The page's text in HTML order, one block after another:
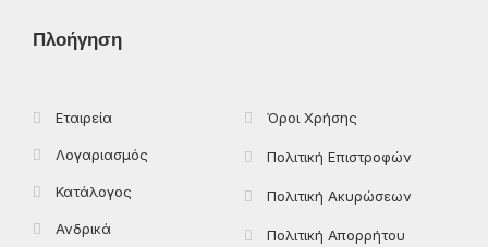
o t
Πλοήγηση
Εταιρεία
Λογαριασμός
Κατάλογος
Ανδρικά
Όροι Χρήσης
Πολιτική Επιστροφών
Πολιτική Ακυρώσεων
Πολιτική Απορρήτου